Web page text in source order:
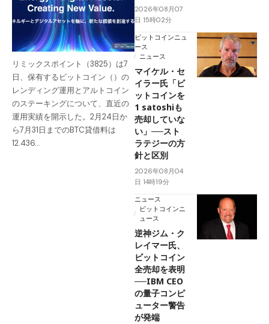
リミックスポイント（3825）は7
日、保有するビットコイン（）の
レンディング運用とアルトコイン
のステーキングについて、直近の
運用実績を開示した。2月24日か
ら7月31日までのBTC貸借料は
12.436…
2026年08月07
日 15時02分
ビットコインニュ
ース
ニュース
マイケル・セ
イラー氏「ビ
ットコインを
1 satoshiも
売却していな
い」──スト
ラテジーの方
針と区別
2026年08月04
日 14時19分
ニュース
ビットコインニ
ュース
逆神ジム・ク
レイマー氏、
ビットコイン
全売却を表明
──IBM CEO
の量子コンピ
ューター警告
が発端